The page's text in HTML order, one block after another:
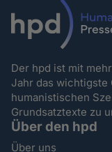
Der hpd ist mit
Jahr das
humanistischen
Grundsatztexte zu
Über den hpd
Über uns